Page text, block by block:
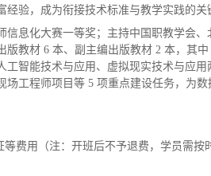
验，成为衔接技术标准与教学实践的关
信息化大赛一等奖；主持中国职教学会
教材 6 本、副主编出版教材 2 本，其
智能技术与应用、虚拟现实技术与应
工程师项目等 5 项重点建设任务，为
费用（注：开班后不予退费，学员需